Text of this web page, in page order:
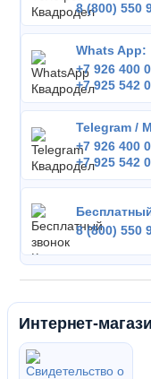
8 (800) 550
Whats App:
+7 926 400
+7 925 542
Telegram /
+7 926 400
+7 925 542
8 (800) 550
Интернет-